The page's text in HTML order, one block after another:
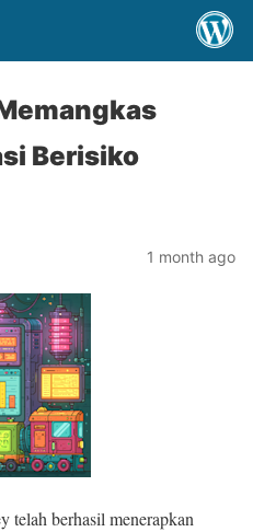
Berisiko
1 month ago
telah berhasil menerapkan